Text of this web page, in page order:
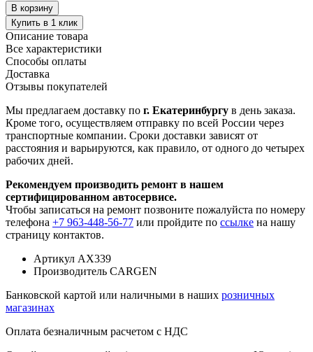
В корзину
Купить в 1 клик
Описание товара
Все характеристики
Способы оплаты
Доставка
Отзывы покупателей
Мы предлагаем доставку по г. Екатеринбургу в день заказа.
Кроме того, осуществляем отправку по всей России через
транспортные компании. Сроки доставки зависят от
расстояния и варьируются, как правило, от одного до четырех
рабочих дней.
Рекомендуем производить ремонт в нашем
сертифицированном автосервисе.
Чтобы записаться на ремонт позвоните пожалуйста по номеру
телефона +7 963-448-56-77 или пройдите по ссылке на нашу
страницу контактов.
Артикул AX339
Производитель CARGEN
Банковской картой или наличными в наших розничных
магазинах
Оплата безналичным расчетом с НДС